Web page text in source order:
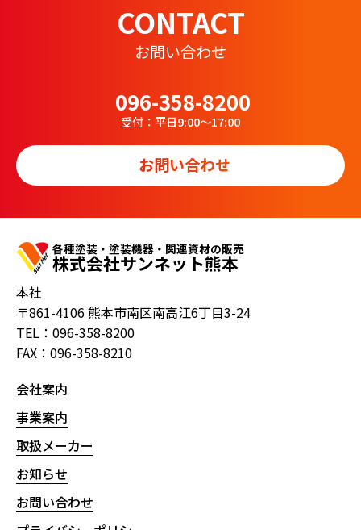
CONTACT
お問い合わせ
096-358-8200
受付：平日9:00～17:00
お問い合わせ
各種塗装・塗装機器・関連資材の販売
株式会社サンネット熊本
本社
〒861-4106 熊本市南区南高江6丁目3-24
TEL：096-358-8200
FAX：096-358-8210
会社案内
事業案内
取扱メーカー
お知らせ
お問い合わせ